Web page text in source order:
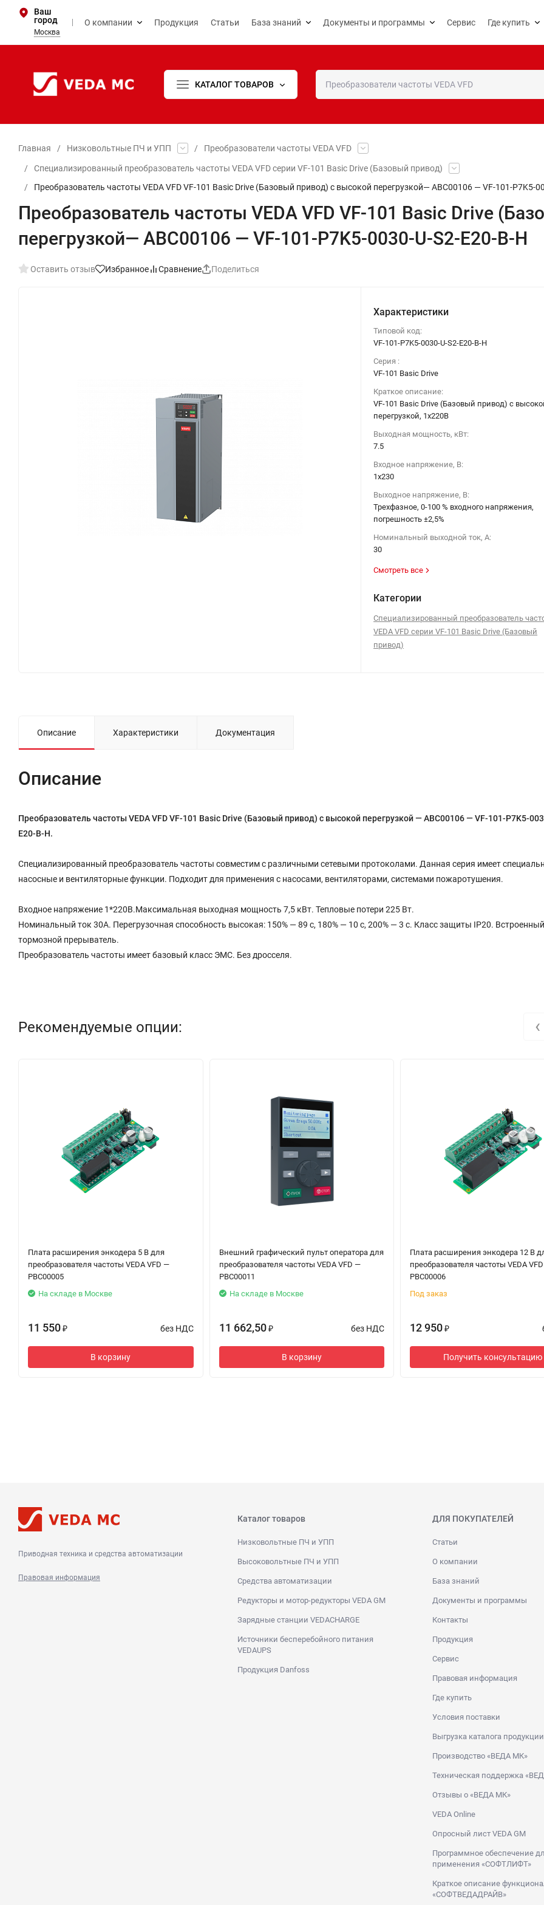
Ваш
город
Москва
О компании Продукция Статьи База знаний Документы и программы Сервис Где купить
КАТАЛОГ ТОВАРОВ
Главная / Низковольтные ПЧ и УПП / Преобразователи частоты VEDA VFD
/
Специализированный преобразователь частоты VEDA VFD серии VF-101 Basic Drive (Базовый привод)
/
Преобразователь частоты VEDA VFD VF-101 Basic Drive (Базовый привод) c высокой перегрузкой— ABC00106 — VF-101-P7K5-
Преобразователь частоты VEDA VFD VF-101 Basic Drive
перегрузкой— ABC00106 — VF-101-P7K5-0030-U-S2-E20-B-H
Оставить отзыв Избранное Сравнение Поделиться
Характеристики
Типовой код:
VF-101-P7K5-0030-U-S2-E20-B-H
Серия :
VF-101 Basic Drive
Краткое описание:
VF-101 Basic Drive (Базовый привод) c
перегрузкой, 1х220В
Выходная мощность, кВт:
7.5
Входное напряжение, В:
1х230
Выходное напряжение, В:
Трехфазное, 0-100 % входного напряжения,
погрешность ±2,5%
Номинальный выходной ток, А:
30
Смотреть все
Категории
Специализированный преобразователь
VEDA VFD серии VF-101 Basic Drive (Базовый
привод)
Описание Характеристики Документация
Описание
Преобразователь частоты VEDA VFD VF-101 Basic Drive (Базовый привод) с высокой перегрузкой — ABC00106 — VF-101-P7K5-
E20-B-H.
Специализированный преобразователь частоты совместим с различными сетевыми протоколами. Данная серия имеет
насосные и вентиляторные функции. Подходит для применения с насосами, вентиляторами, системами пожаротушения.
Входное напряжение 1*220В.Максимальная выходная мощность 7,5 кВт. Тепловые потери 225 Вт.
Номинальный ток 30A. Перегрузочная способность высокая: 150% — 89 с, 180% — 10 с, 200% — 3 с. Класс защиты IP20. Встроенный
тормозной прерыватель.
Преобразователь частоты имеет базовый класс ЭМС. Без дросселя.
Рекомендуемые опции:
Плата расширения энкодера 5 В для
преобразователя частоты VEDA VFD —
PBC00005
На складе в Москве
11 550 ₽ без НДС
В корзину
Внешний графический пульт оператора для
преобразователя частоты VEDA VFD —
PBC00011
На складе в Москве
11 662,50 ₽ без НДС
В корзину
Плата расширения энкодера 12 В
преобразователя частоты VEDA
PBC00006
Под заказ
12 950 ₽
Получить консультацию
‹
Приводная техника и средства автоматизации
Правовая информация
Каталог товаров
Низковольтные ПЧ и УПП
Высоковольтные ПЧ и УПП
Средства автоматизации
Редукторы и мотор-редукторы VEDA GM
Зарядные станции VEDACHARGE
Источники бесперебойного питания
VEDAUPS
Продукция Danfoss
ДЛЯ ПОКУПАТЕЛЕЙ
Статьи
О компании
База знаний
Документы и программы
Контакты
Продукция
Сервис
Правовая информация
Где купить
Условия поставки
Выгрузка каталога продукции
Производство «ВЕДА МК»
Техническая поддержка
Отзывы о «ВЕДА МК»
VEDA Online
Опросный лист VEDA GM
Программное обеспечение
применения «СОФТЛИФТ»
Краткое описание
«СОФТВЕДАДРАЙВ»